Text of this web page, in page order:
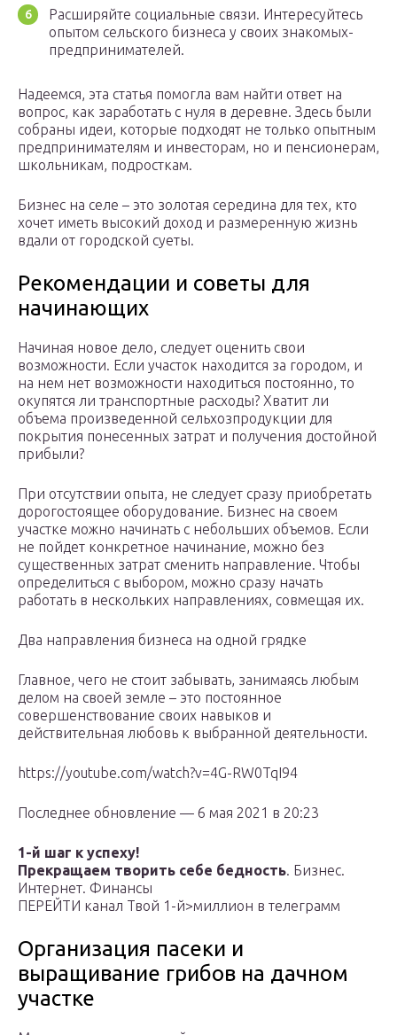
Расширяйте социальные связи. Интересуйтесь
опытом сельского бизнеса у своих знакомых-
предпринимателей.
Надеемся, эта статья помогла вам найти ответ на
вопрос, как заработать с нуля в деревне. Здесь были
собраны идеи, которые подходят не только опытным
предпринимателям и инвесторам, но и пенсионерам,
школьникам, подросткам.
Бизнес на селе – это золотая середина для тех, кто
хочет иметь высокий доход и размеренную жизнь
вдали от городской суеты.
Рекомендации и советы для
начинающих
Начиная новое дело, следует оценить свои
возможности. Если участок находится за городом, и
на нем нет возможности находиться постоянно, то
окупятся ли транспортные расходы? Хватит ли
объема произведенной сельхозпродукции для
покрытия понесенных затрат и получения достойной
прибыли?
При отсутствии опыта, не следует сразу приобретать
дорогостоящее оборудование. Бизнес на своем
участке можно начинать с небольших объемов. Если
не пойдет конкретное начинание, можно без
существенных затрат сменить направление. Чтобы
определиться с выбором, можно сразу начать
работать в нескольких направлениях, совмещая их.
Два направления бизнеса на одной грядке
Главное, чего не стоит забывать, занимаясь любым
делом на своей земле – это постоянное
совершенствование своих навыков и
действительная любовь к выбранной деятельности.
https://youtube.com/watch?v=4G-RW0TqI94
Последнее обновление — 6 мая 2021 в 20:23
1-й шаг к успеху!
Прекращаем творить себе бедность. Бизнес.
Интернет. Финансы
ПЕРЕЙТИ канал Твой 1-й>миллион в телеграмм
Организация пасеки и
выращивание грибов на дачном
участке